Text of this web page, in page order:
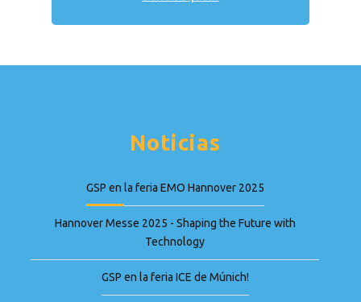
Noticias
GSP en la feria EMO Hannover 2025
Hannover Messe 2025 - Shaping the Future with
Technology
GSP en la feria ICE de Múnich!